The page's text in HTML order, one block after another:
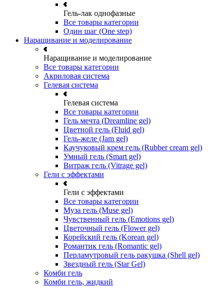
Гель-лак однофазные
Все товары категории
Один шаг (One step)
Наращивание и моделирование
Наращивание и моделирование
Все товары категории
Акриловая система
Гелевая система
Гелевая система
Все товары категории
Гель мечта (Dreamline gel)
Цветной гель (Fluid gel)
Гель-желе (Jam gel)
Каучуковый крем гель (Rubber cream gel)
Умный гель (Smart gel)
Витраж гель (Vitrage gel)
Гели с эффектами
Гели с эффектами
Все товары категории
Муза гель (Muse gel)
Чувственный гель (Emotions gel)
Цветочный гель (Flower gel)
Корейский гель (Korean gel)
Романтик гель (Romantic gel)
Перламутровый гель ракушка (Shell gel)
Звездный гель (Star Gel)
Комби гель
Комби гель, жидкий